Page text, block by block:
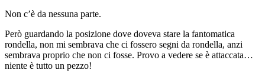
Non c’è da nessuna parte.
Però guardando la posizione dove doveva stare la fantomatica
rondella, non mi sembrava che ci fossero segni da rondella, anzi
sembrava proprio che non ci fosse. Provo a vedere se è attaccata…
niente è tutto un pezzo!